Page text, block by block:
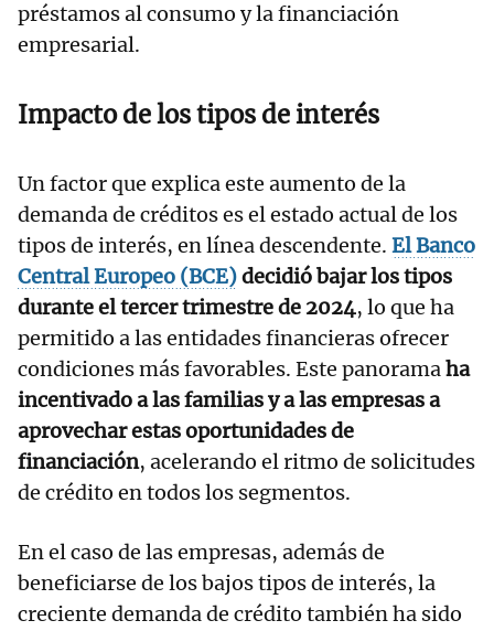
préstamos al consumo y la financiación
empresarial.
Impacto de los tipos de interés
Un factor que explica este aumento de la
demanda de créditos es el estado actual de los
tipos de interés, en línea descendente. El Banco
Central Europeo (BCE)decidió bajar los tipos
durante el tercer trimestre de 2024, lo que ha
permitido a las entidades financieras ofrecer
condiciones más favorables. Este panoramaha
incentivado a las familias y a las empresas a
aprovechar estas oportunidades de
financiación, acelerando el ritmo de solicitudes
de crédito en todos los segmentos.
En el caso de las empresas, además de
beneficiarse de los bajos tipos de interés, la
creciente demanda de crédito también ha sido